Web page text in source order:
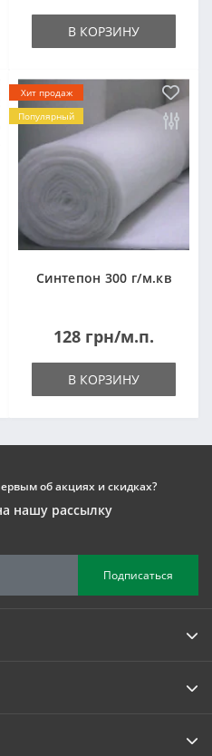
В КОРЗИНУ
Хит продаж
Популярный
Синтепон 300 г/м.кв
128 грн/м.п.
В КОРЗИНУ
об акциях и скидках?
нашу рассылку
Подписаться